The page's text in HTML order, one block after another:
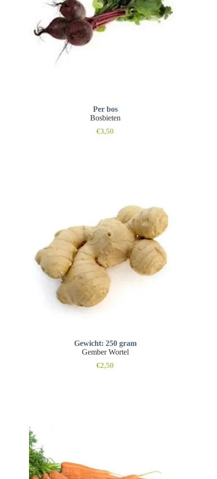
Bosbieten
€3,50
Per bos
Gember Wortel
€2,50
Gewicht: 250 gram